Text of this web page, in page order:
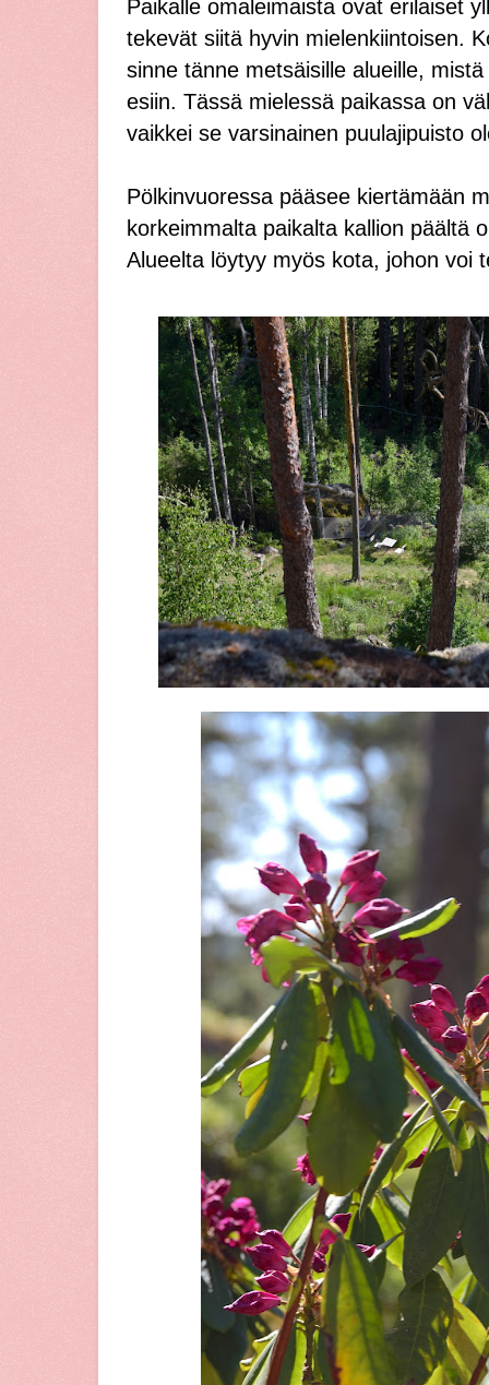
Paikalle omaleimaista ovat erilaiset
tekevät siitä hyvin mielenkiintoisen.
sinne tänne metsäisille alueille,
esiin. Tässä mielessä paikassa on
vaikkei se varsinainen puulajipuisto
Pölkinvuoressa pääsee kiertämään
korkeimmalta paikalta kallion päältä
Alueelta löytyy myös kota, johon voi